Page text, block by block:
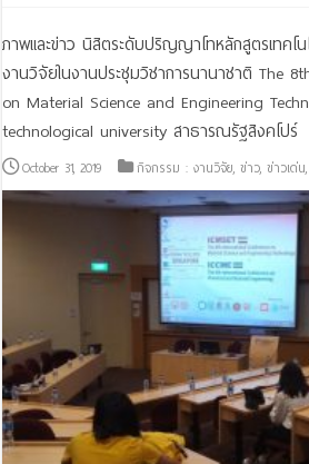
ภาพและข่าว นิสิตระดับปริญญาโทหลักสูตรเทคโ
งานวิจัยในงานประชุมวิชาการนานาชาติ The
on Material Science and Engineering
technological university สาธารณรัฐสิงคโปร์
October 31, 2019 กิจกรรม : งานวิจัย,ข่าว,ข่าวเด่น